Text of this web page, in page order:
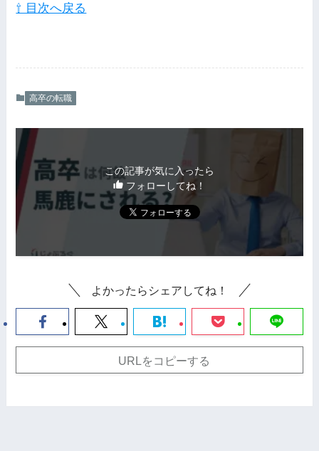
⇧ 目次へ戻る
高卒の転職
この記事が気に入ったら
フォローしてね！
よかったらシェアしてね！
URLをコピーする